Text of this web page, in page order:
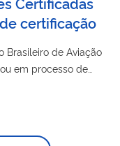
certificação
Brasileiro de Aviação
em processo de
de Voo
com
pesquisas de